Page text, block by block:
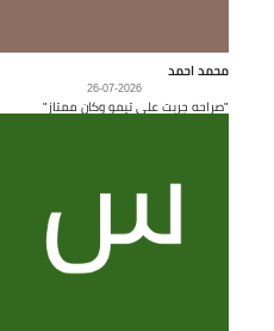
محمد احمد
26-07-2026
"صراحه جربت على تيمو وكان ممتاز"